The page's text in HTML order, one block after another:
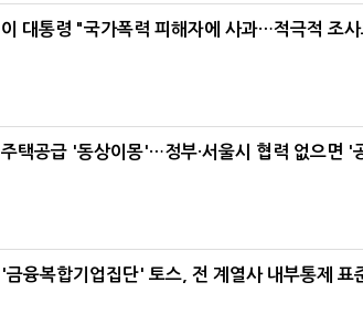
이 대통령 "국가폭력 피해자에 사과…적극적 조
주택공급 '동상이몽'…정부·서울시 협력 없으면 '
'금융복합기업집단' 토스, 전 계열사 내부통제 표